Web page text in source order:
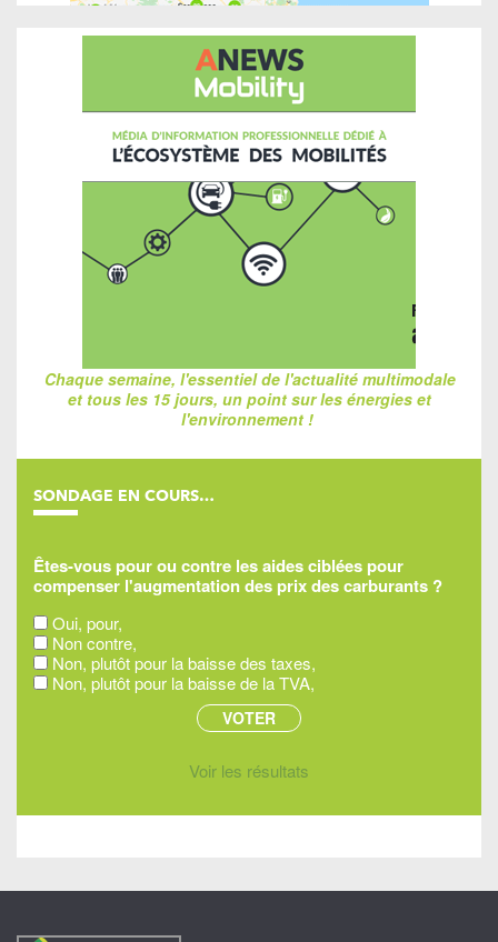
Chaque semaine, l'essentiel de l'actualité multimodale
et tous les 15 jours, un point sur les énergies et
l'environnement !
SONDAGE EN COURS…
Êtes-vous pour ou contre les aides ciblées pour
compenser l'augmentation des prix des carburants ?
Oui, pour,
Non contre,
Non, plutôt pour la baisse des taxes,
Non, plutôt pour la baisse de la TVA,
Voir les résultats